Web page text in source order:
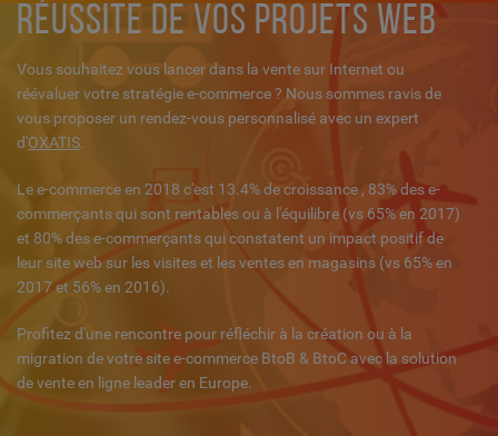
RÉUSSITE DE VOS PROJETS WEB
Vous souhaitez vous lancer dans la vente sur Internet ou
réévaluer votre stratégie e-commerce ? Nous sommes ravis de
vous proposer un rendez-vous personnalisé avec un expert
d'OXATIS.
Le e-commerce en 2018 c'est 13.4% de croissance , 83% des e-
commerçants qui sont rentables ou à l'équilibre (vs 65% en 2017)
et 80% des e-commerçants qui constatent un impact positif de
leur site web sur les visites et les ventes en magasins (vs 65% en
2017 et 56% en 2016).
Profitez d'une rencontre pour réfléchir à la création ou à la
migration de votre site e-commerce BtoB & BtoC avec la solution
de vente en ligne leader en Europe.